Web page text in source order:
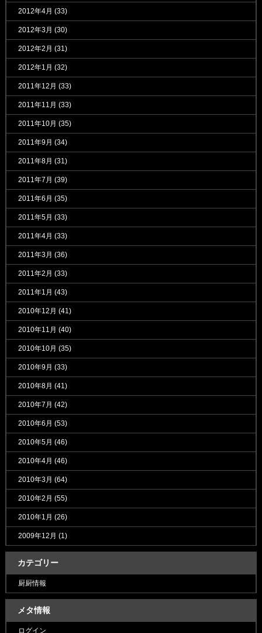
2012年4月 (33)
2012年3月 (30)
2012年2月 (31)
2012年1月 (32)
2011年12月 (33)
2011年11月 (33)
2011年10月 (35)
2011年9月 (34)
2011年8月 (31)
2011年7月 (39)
2011年6月 (35)
2011年5月 (33)
2011年4月 (33)
2011年3月 (36)
2011年2月 (33)
2011年1月 (43)
2010年12月 (41)
2010年11月 (40)
2010年10月 (35)
2010年9月 (33)
2010年8月 (41)
2010年7月 (42)
2010年6月 (53)
2010年5月 (46)
2010年4月 (46)
2010年3月 (64)
2010年2月 (55)
2010年1月 (26)
2009年12月 (1)
カテゴリー
厨厨情報
メタ情報
ログイン